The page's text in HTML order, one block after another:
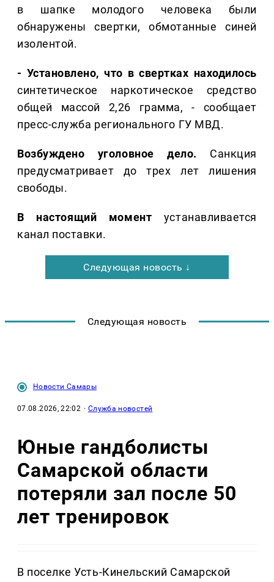
в шапке молодого человека были
обнаружены свертки, обмотанные синей
изолентой.
- Установлено, что в свертках находилось
синтетическое наркотическое средство
общей массой 2,26 грамма, - сообщает
пресс-служба регионального ГУ МВД.
Возбуждено уголовное дело. Санкция
предусматривает до трех лет лишения
свободы.
В настоящий момент устанавливается
канал поставки.
Следующая новость ↓
Следующая новость
Новости Самары
07.08.2026, 22:02 · Служба новостей
Юные гандболисты
Самарской области
потеряли зал после 50
лет тренировок
В поселке Усть-Кинельский Самарской